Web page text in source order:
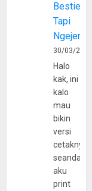
Bestie
Tapi
30/03/
Halo
kak, ini
kalo
mau
bikin
versi
cetaknya
aku
print